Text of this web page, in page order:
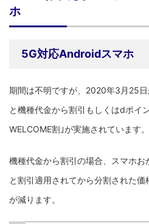
ホ
5G対応Androidスマホ
期間は不明ですが、2020年3月25
と機種代金から割引もしくはdポイ
WELCOME割｣が実施されています。
機種代金から割引の場合、スマホお
と割引適用されてから分割された
が減ります。